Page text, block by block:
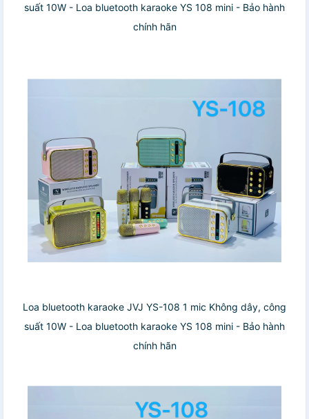
suất 10W - Loa bluetooth karaoke YS 108 mini - Bảo hành
chính hãn
Loa bluetooth karaoke JVJ YS-108 1 mic Không dây, công
suất 10W - Loa bluetooth karaoke YS 108 mini - Bảo hành
chính hãn